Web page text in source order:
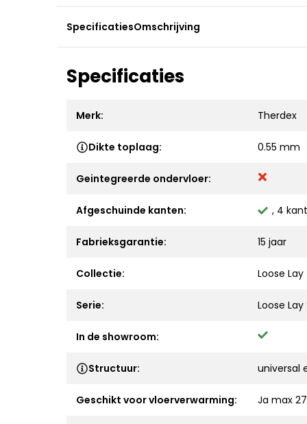
SpecificatiesOmschrijving
Specificaties
Merk: Therdex
Dikte toplaag: 0.55 mm
Geintegreerde ondervloer:
Afgeschuinde kanten: , 4
Fabrieksgarantie: 15 jaar
Collectie: Loose Lay
Serie: Loose Lay
In de showroom:
Structuur: universal
Geschikt voor vloerverwarming: Ja max